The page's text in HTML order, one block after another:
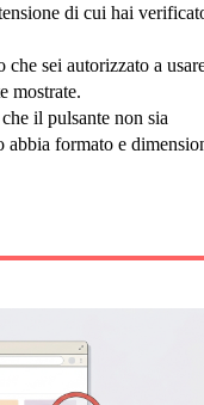
di cui hai
sei autorizzato a
mostrate.
il pulsante non sia
formato e